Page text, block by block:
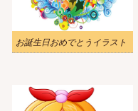
お誕生日おめでとうイラスト